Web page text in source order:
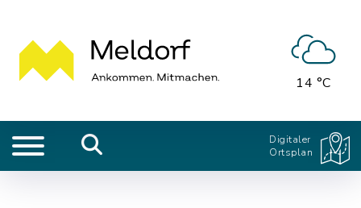
14 °C
Digitaler
Ortsplan